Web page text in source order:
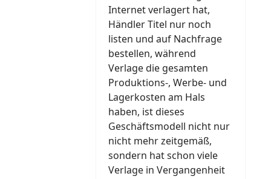
Internet verlagert hat,
Händler Titel nur noch
listen und auf Nachfrage
bestellen, während
Verlage die gesamten
Produktions-, Werbe- und
Lagerkosten am Hals
haben, ist dieses
Geschäftsmodell nicht nur
nicht mehr zeitgemäß,
sondern hat schon viele
Verlage in Vergangenheit